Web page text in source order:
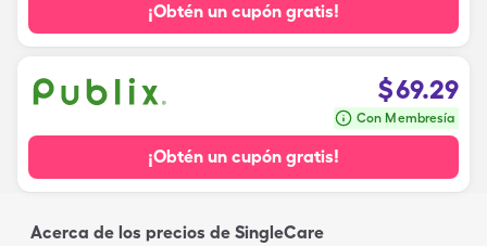
¡Obtén un cupón gratis!
$69.29
Con Membresía
¡Obtén un cupón gratis!
Acerca de los precios de SingleCare